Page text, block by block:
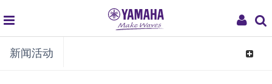
My
global
navigation
新闻活动
Toggle